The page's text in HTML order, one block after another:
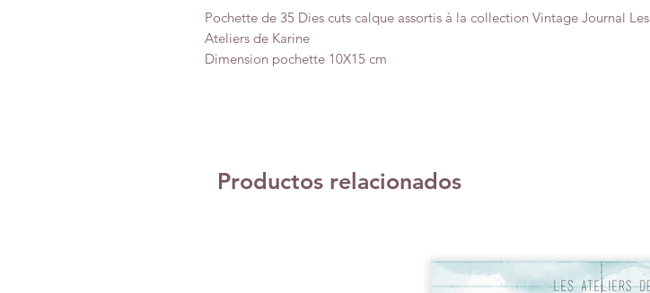
Pochette de 35 Dies cuts calque assortis à la collection Vintage Journal Les
Ateliers de Karine
Dimension pochette 10X15 cm
Productos relacionados